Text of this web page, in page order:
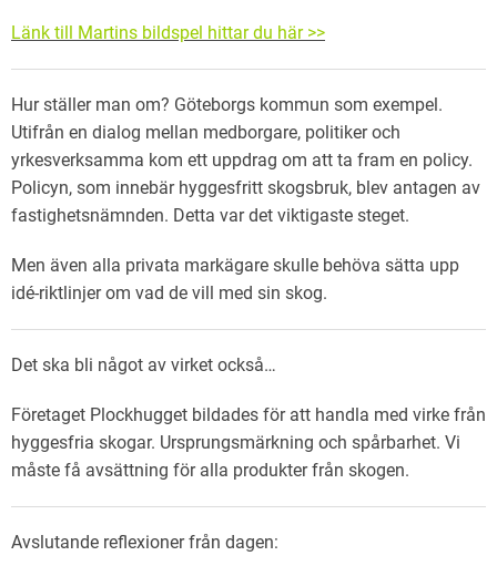
Länk till Martins bildspel hittar du här >>
Hur ställer man om? Göteborgs kommun som exempel.
Utifrån en dialog mellan medborgare, politiker och
yrkesverksamma kom ett uppdrag om att ta fram en policy.
Policyn, som innebär hyggesfritt skogsbruk, blev antagen av
fastighetsnämnden. Detta var det viktigaste steget.
Men även alla privata markägare skulle behöva sätta upp
idé-riktlinjer om vad de vill med sin skog.
Det ska bli något av virket också…
Företaget Plockhugget bildades för att handla med virke från
hyggesfria skogar. Ursprungsmärkning och spårbarhet. Vi
måste få avsättning för alla produkter från skogen.
Avslutande reflexioner från dagen: